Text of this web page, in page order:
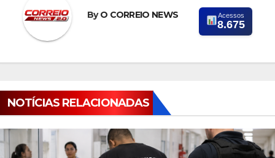
ByO CORREIO NEWS Acessos
8.675
NOTÍCIAS RELACIONADAS